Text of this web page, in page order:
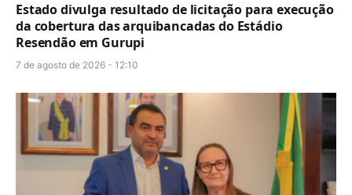
Estado divulga resultado de licitação para execução
da cobertura das arquibancadas do Estádio
Resendão em Gurupi
7 de agosto de 2026 - 12:10